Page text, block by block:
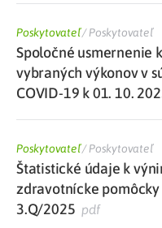
Poskytovateľ/Poskytovateľ
Spoločné usmernenie
vybraných výkonov v
COVID-19 k 01. 10.
Poskytovateľ/Poskytovateľ
Štatistické údaje k
zdravotnícke
3.Q/2025 pdf